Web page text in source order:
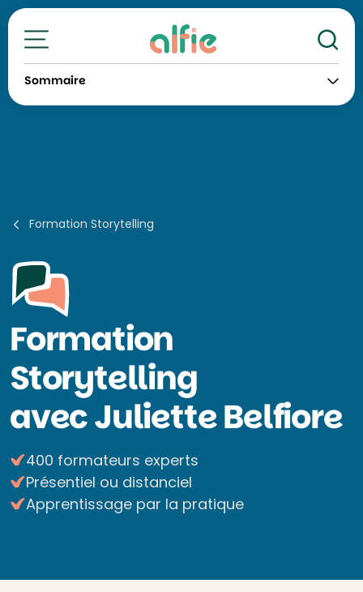
Toutes nos formations
Sommaire
Formation Storytelling
Formation
Storytelling
avec Juliette Belfiore
400 formateurs experts
Présentiel ou distanciel
Apprentissage par la pratique